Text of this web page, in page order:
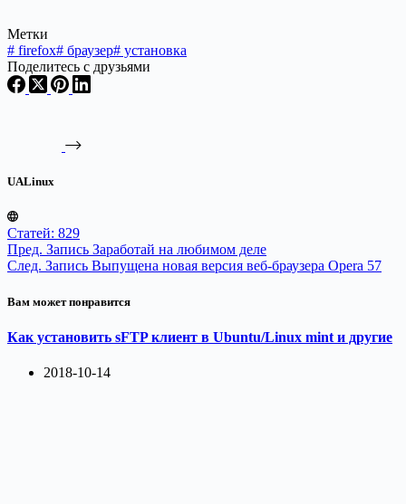
Метки
# firefox# браузер# установка
Поделитесь с друзьями
UALinux
Статей: 829
Пред. Запись Заработай на любимом деле
След. Запись Выпущена новая версия веб-браузера Opera 57
Вам может понравится
Как установить sFTP клиент в Ubuntu/Linux mint и другие
2018-10-14